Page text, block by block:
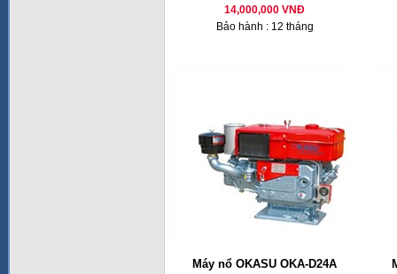
14,000,000 VNĐ
Bảo hành : 12 tháng
Máy nổ OKASU OKA-D24A